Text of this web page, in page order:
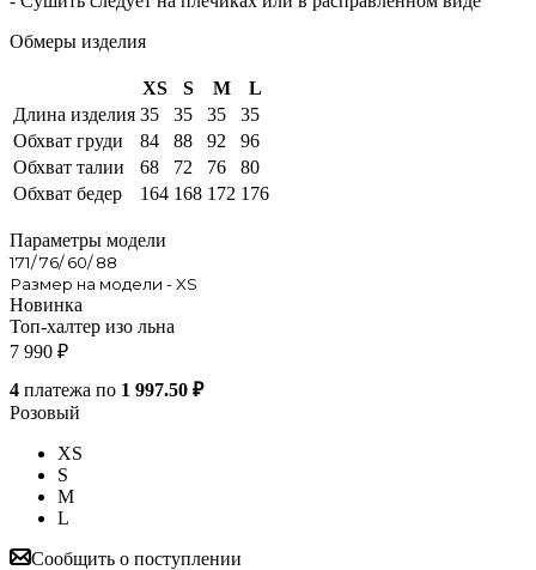
Обмеры изделия
XS S M
L
Длина изделия 35 35 35
35
Обхват груди
84 88 92
96
Обхват талии
68 72 76
80
Обхват бедер
164 168 172 176
Параметры модели
171/ 76/ 60/ 88
Размер на модели - XS
Новинка
Топ-халтер изо льна
7 990 ₽
4 платежа по 1 997.50 ₽
Розовый
XS
S
M
L
Сообщить о поступлении